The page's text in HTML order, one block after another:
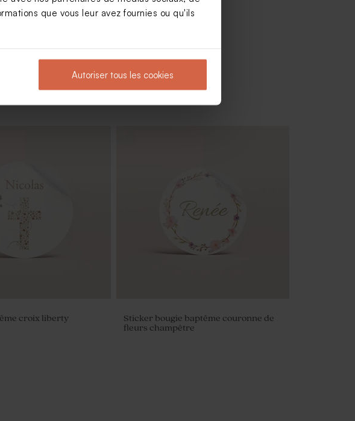
que vous leur avez fournies ou qu'ils
Autoriser tous les cookies
Contenant à dragées transparent
baptême prénom
croix liberty
Sticker bougie baptême couronne de
fleurs champêtre